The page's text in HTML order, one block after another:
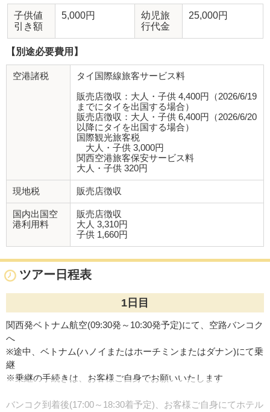
子供値
引き額
5,000円
幼児旅
行代金
25,000円
【別途必要費用】
空港諸税 タイ国際線旅客サービス料
販売店徴収：大人・子供 4,400円（2026/6/19
までにタイを出国する場合）
販売店徴収：大人・子供 6,400円（2026/6/20
以降にタイを出国する場合）
国際観光旅客税
大人・子供 3,000円
関西空港旅客保安サービス料
大人・子供 320円
現地税 販売店徴収
国内出国空
港利用料
販売店徴収
大人 3,310円
子供 1,660円
ツアー日程表
1日目
関西発ベトナム航空(09:30発～10:30発予定)にて、空路バンコク
へ
※途中、ベトナム(ハノイまたはホーチミンまたはダナン)にて乗
継
※乗継の手続きは、お客様ご自身でお願いいたします
バンコク到着後(17:00～18:30着予定)、お客様ご自身にてホテル